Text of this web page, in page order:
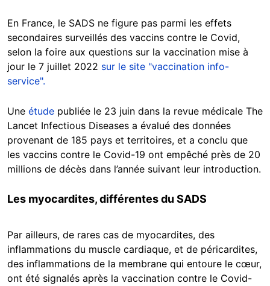
En France, le SADS ne figure pas parmi les effets
secondaires surveillés des vaccins contre le Covid,
selon la foire aux questions sur la vaccination mise à
jour le 7 juillet 2022 sur le site "vaccination info-
service".
Une étude publiée le 23 juin dans la revue médicale The
Lancet Infectious Diseases a évalué des données
provenant de 185 pays et territoires, et a conclu que
les vaccins contre le Covid-19 ont empêché près de 20
millions de décès dans l’année suivant leur introduction.
Les myocardites, différentes du SADS
Par ailleurs, de rares cas de myocardites, des
inflammations du muscle cardiaque, et de péricardites,
des inflammations de la membrane qui entoure le cœur,
ont été signalés après la vaccination contre le Covid-